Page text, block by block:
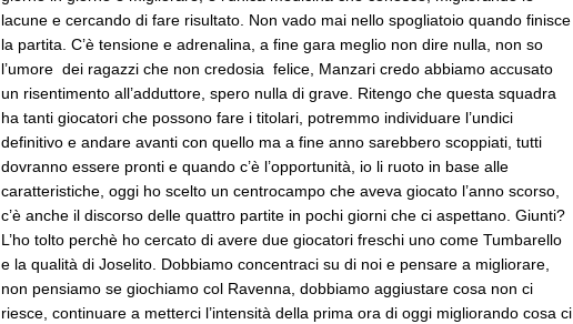
lacune e cercando di fare risultato. Non vado mai nello spogliatoio quando finisce
la partita. C’è tensione e adrenalina, a fine gara meglio non dire nulla, non so
l’umore dei ragazzi che non credosia felice, Manzari credo abbiamo accusato
un risentimento all’adduttore, spero nulla di grave. Ritengo che questa squadra
ha tanti giocatori che possono fare i titolari, potremmo individuare l’undici
definitivo e andare avanti con quello ma a fine anno sarebbero scoppiati, tutti
dovranno essere pronti e quando c’è l’opportunità, io li ruoto in base alle
caratteristiche, oggi ho scelto un centrocampo che aveva giocato l’anno scorso,
c’è anche il discorso delle quattro partite in pochi giorni che ci aspettano. Giunti?
L’ho tolto perchè ho cercato di avere due giocatori freschi uno come Tumbarello
e la qualità di Joselito. Dobbiamo concentraci su di noi e pensare a migliorare,
non pensiamo se giochiamo col Ravenna, dobbiamo aggiustare cosa non ci
riesce, continuare a metterci l’intensità della prima ora di oggi migliorando cosa ci